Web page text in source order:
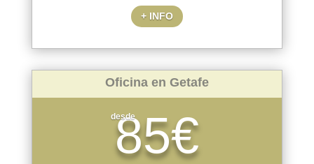
+ INFO
Oficina en Getafe
desde
85€